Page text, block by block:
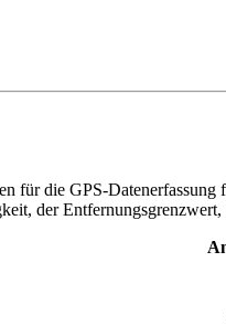
für die GPS-
der